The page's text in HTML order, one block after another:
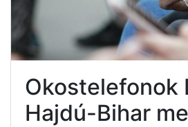
Okostelefonok
Hajdú-Bihar